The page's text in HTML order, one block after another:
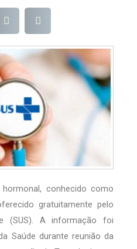
conhecido como
gratuitamente pelo
(SUS). A informação foi
Saúde durante reunião da